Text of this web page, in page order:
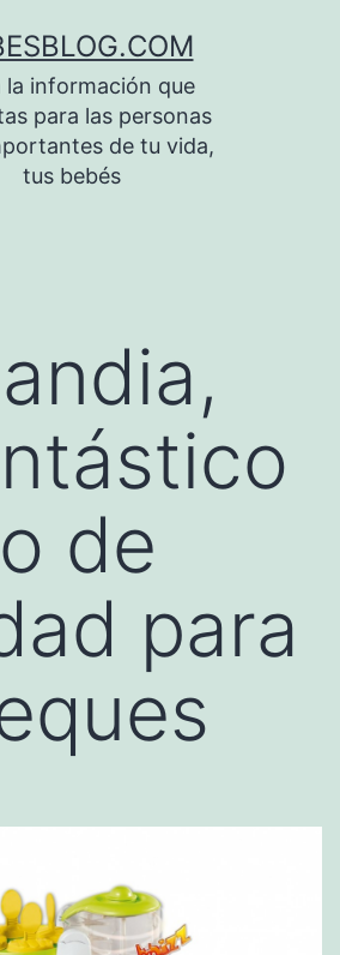
la información que
para las personas
de tu vida,
tus bebés
de
para